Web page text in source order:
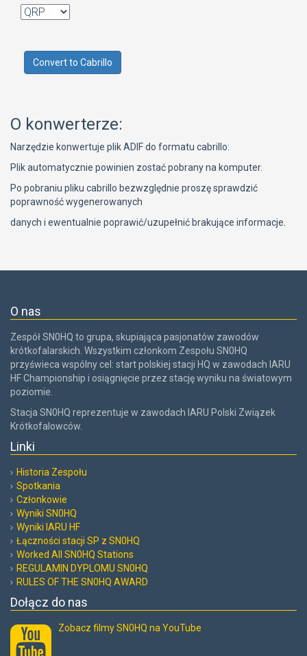
O konwerterze:
Narzędzie konwertuje plik ADIF do formatu cabrillo:
Plik automatycznie powinien zostać pobrany na komputer.
Po pobraniu pliku cabrillo bezwzględnie proszę sprawdzić
poprawność wygenerowanych
danych i ewentualnie poprawić/uzupełnić brakujące informacje.
O nas
Zespół SN0HQ to grupa, skupiająca pasjonatów zawodów
krótkofalarskich. Wszystkim członkom Zespołu SN0HQ
przyświeca wspólny cel: start polskiej stacji HQ w zawodach IARU
HF Championship i osiągnięcie przez stację wyniku na światowym
poziomie.
Stacja SN0HQ reprezentuje w zawodach IARU Polski Związek
Krótkofalowców.
Linki
Historia Zespołu
Spotkania
Członkowie
Wyniki SN0HQ
Wyniki IARU HF
Łączności stacji SP z SN0HQ
Worked All SN0HQ Stations
REGULAMIN DYPLOMU SN0HQ
RULES OF THE SN0HQ AWARD
Dołącz do nas
Zobacz filmy SN0HQ na YouTube